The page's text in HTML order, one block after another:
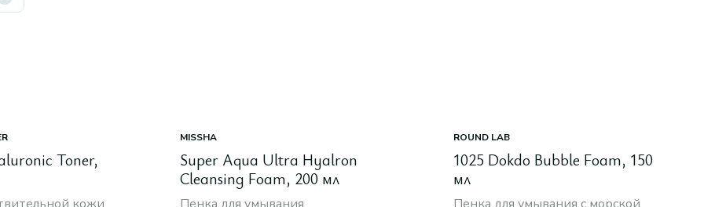
Toner,
MISSHA
Super Aqua Ultra Hyalron
Cleansing Foam, 200 мл
ROUND LAB
1025 Dokdo Bubble Foam, 150
мл